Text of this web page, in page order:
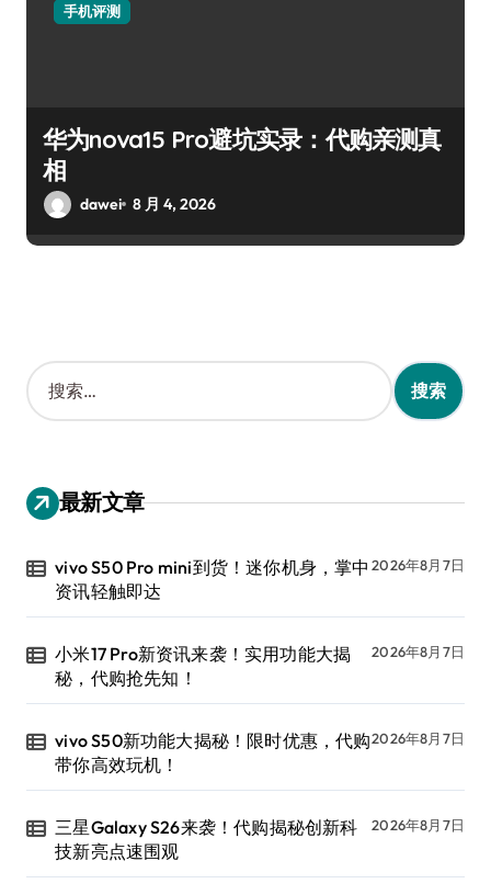
手机评测
华为nova15 Pro避坑实录：代购亲测真
相
dawei 8 月 4, 2026
搜
索
：
最新文章
vivo S50 Pro mini到货！迷你机身，掌中
资讯轻触即达
2026年8月7日
小米17 Pro新资讯来袭！实用功能大揭
秘，代购抢先知！
2026年8月7日
vivo S50新功能大揭秘！限时优惠，代购
带你高效玩机！
2026年8月7日
三星Galaxy S26来袭！代购揭秘创新科
技新亮点速围观
2026年8月7日